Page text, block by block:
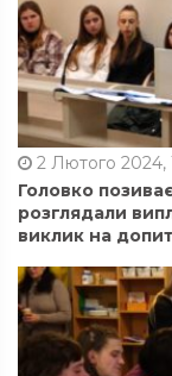
2 Лютого 2024,
Головко
розглядали
виклик на